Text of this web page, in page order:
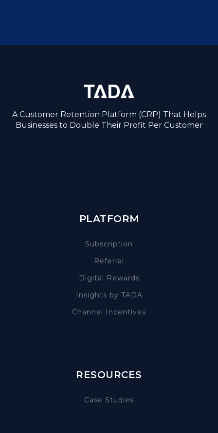
A Customer Retention Platform (CRP) That Helps
Businesses to Double Their Profit Per Customer
PLATFORM
Subscription
Referral
Digital Rewards
Insights by TADA
Channel Incentives
RESOURCES
Case Studies